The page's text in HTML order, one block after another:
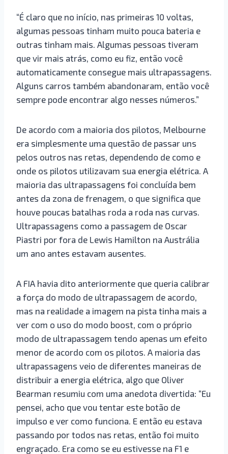
“É claro que no início, nas primeiras 10 voltas,
algumas pessoas tinham muito pouca bateria e
outras tinham mais. Algumas pessoas tiveram
que vir mais atrás, como eu fiz, então você
automaticamente consegue mais ultrapassagens.
Alguns carros também abandonaram, então você
sempre pode encontrar algo nesses números.”
De acordo com a maioria dos pilotos, Melbourne
era simplesmente uma questão de passar uns
pelos outros nas retas, dependendo de como e
onde os pilotos utilizavam sua energia elétrica. A
maioria das ultrapassagens foi concluída bem
antes da zona de frenagem, o que significa que
houve poucas batalhas roda a roda nas curvas.
Ultrapassagens como a passagem de Oscar
Piastri por fora de Lewis Hamilton na Austrália
um ano antes estavam ausentes.
A FIA havia dito anteriormente que queria calibrar
a força do modo de ultrapassagem de acordo,
mas na realidade a imagem na pista tinha mais a
ver com o uso do modo boost, com o próprio
modo de ultrapassagem tendo apenas um efeito
menor de acordo com os pilotos. A maioria das
ultrapassagens veio de diferentes maneiras de
distribuir a energia elétrica, algo que Oliver
Bearman resumiu com uma anedota divertida: “Eu
pensei, acho que vou tentar este botão de
impulso e ver como funciona. E então eu estava
passando por todos nas retas, então foi muito
engraçado. Era como se eu estivesse na F1 e